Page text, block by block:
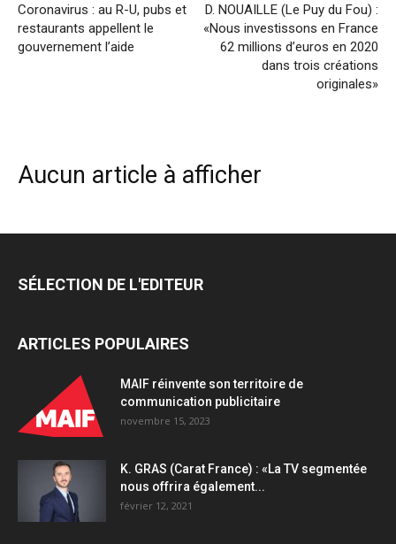
Coronavirus : au R-U, pubs et
restaurants appellent le
gouvernement l’aide
D. NOUAILLE (Le Puy du Fou) :
«Nous investissons en France
62 millions d’euros en 2020
dans trois créations
originales»
Aucun article à afficher
SÉLECTION DE L'EDITEUR
ARTICLES POPULAIRES
MAIF réinvente son territoire de
communication publicitaire
novembre 15, 2023
K. GRAS (Carat France) : «La TV segmentée
nous offrira également...
février 12, 2021